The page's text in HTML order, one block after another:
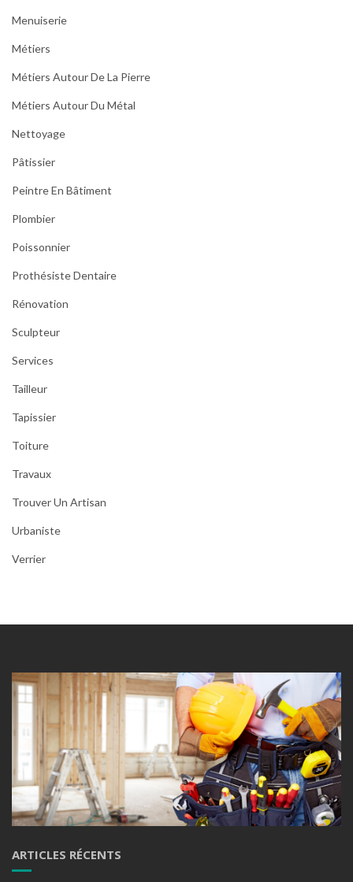
Menuiserie
Métiers
Métiers Autour De La Pierre
Métiers Autour Du Métal
Nettoyage
Pâtissier
Peintre En Bâtiment
Plombier
Poissonnier
Prothésiste Dentaire
Rénovation
Sculpteur
Services
Tailleur
Tapissier
Toiture
Travaux
Trouver Un Artisan
Urbaniste
Verrier
ARTICLES RÉCENTS